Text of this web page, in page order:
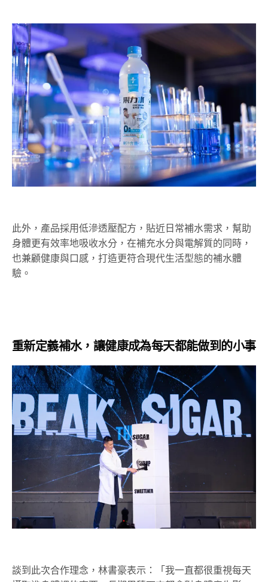
此外，產品採用低滲透壓配方，貼近日常補水需求，幫助
身體更有效率地吸收水分，在補充水分與電解質的同時，
也兼顧健康與口感，打造更符合現代生活型態的補水體
驗。
重新定義補水，讓健康成為每天都能做到的小事
談到此次合作理念，林書豪表示：「我一直都很重視每天